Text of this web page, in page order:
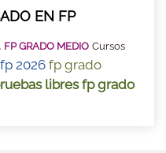
EN FP
FP GRADO MEDIO Cursos
2026 fp grado
libres fp grado